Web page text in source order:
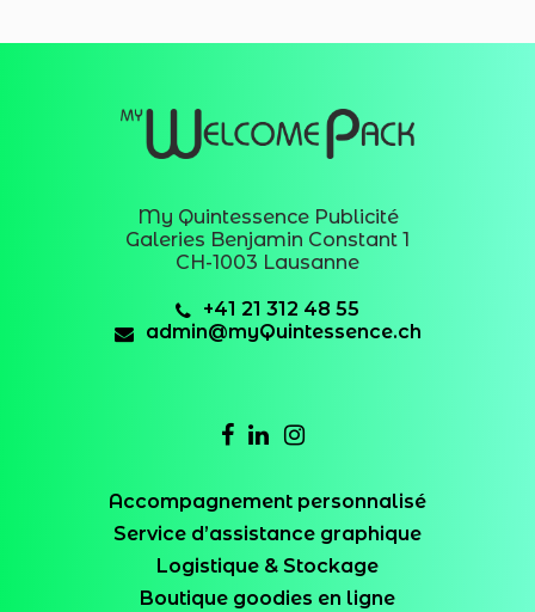
My Quintessence Publicité
Galeries Benjamin Constant 1
CH-1003 Lausanne
+41 21 312 48 55
admin@myQuintessence.ch
Accompagnement personnalisé
Service d’assistance graphique
Logistique & Stockage
Boutique goodies en ligne